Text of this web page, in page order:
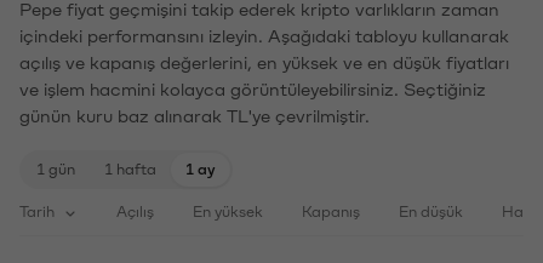
Pepe fiyat geçmişini takip ederek kripto varlıkların zaman
içindeki performansını izleyin. Aşağıdaki tabloyu kullanarak
açılış ve kapanış değerlerini, en yüksek ve en düşük fiyatları
ve işlem hacmini kolayca görüntüleyebilirsiniz. Seçtiğiniz
günün kuru baz alınarak TL'ye çevrilmiştir.
1 gün 1 hafta 1 ay
Tarih Açılış En yüksek Kapanış En düşük